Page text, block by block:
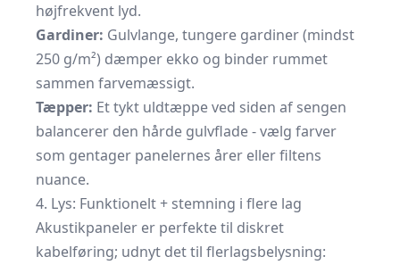
højfrekvent lyd.
Gardiner: Gulvlange, tungere gardiner (mindst
250 g/m²) dæmper ekko og binder rummet
sammen farvemæssigt.
Tæpper: Et tykt uldtæppe ved siden af sengen
balancerer den hårde gulvflade - vælg farver
som gentager panelernes årer eller filtens
nuance.
4. Lys: Funktionelt + stemning i flere lag
Akustikpaneler er perfekte til diskret
kabelføring; udnyt det til flerlagsbelysning: